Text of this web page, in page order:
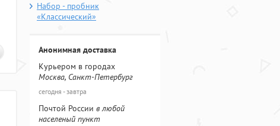
Набор - пробник
«Классический»
Анонимная доставка
Курьером в городах
Москва, Санкт-Петербург
сегодня - завтра
Почтой России в любой
населеный пункт